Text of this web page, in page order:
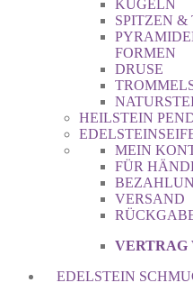
KUGELN
SPITZEN &
FORMEN
DRUSE
HEILSTEIN
MEIN
FÜR
VERSAND
VERTRAG
EDELSTEIN